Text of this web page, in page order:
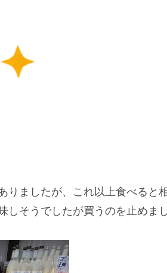
りましたが、これ以上食べると
しそうでしたが買うのを止めまし